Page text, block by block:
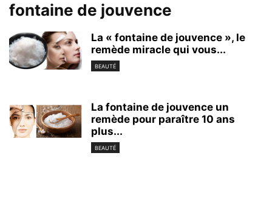
fontaine de jouvence
La « fontaine de jouvence », le
remède miracle qui vous...
BEAUTÉ
La fontaine de jouvence un
remède pour paraître 10 ans
plus...
BEAUTÉ